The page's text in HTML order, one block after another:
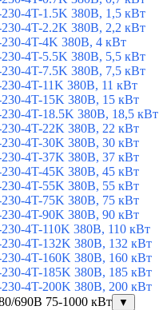
4T-1.5K 380В, 1,5 кВт
4T-2.2K 380В, 2,2 кВт
4T-4K 380В, 4 кВт
4T-5.5K 380В, 5,5 кВт
4T-7.5K 380В, 7,5 кВт
4T-11K 380В, 11 кВт
4T-15K 380В, 15 кВт
4T-18.5K 380В, 18,5 кВт
4T-22K 380В, 22 кВт
4T-30K 380В, 30 кВт
4T-37K 380В, 37 кВт
4T-45K 380В, 45 кВт
4T-55K 380В, 55 кВт
4T-75K 380В, 75 кВт
4T-90K 380В, 90 кВт
4T-110K 380В, 110 кВт
4T-132K 380В, 132 кВт
4T-160K 380В, 160 кВт
4T-185K 380В, 185 кВт
4T-200K 380В, 200 кВт
690В 75-1000 кВт
▼